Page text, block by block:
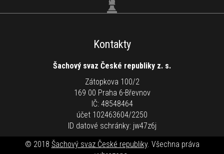
Kontakty
Šachový svaz České republiky z. s.
Zátopkova 100/2
169 00 Praha 6-Břevnov
IČ: 48548464
účet 102463604/2250
ID datové schránky: jw47z6j
© 2018 Šachový svaz České republiky. Všechna práva